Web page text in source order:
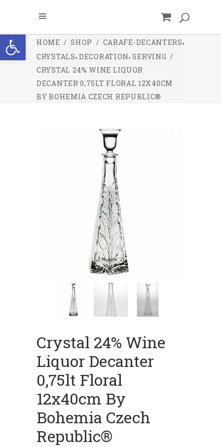
Open toolbar
HOME /SHOP / CARAFE-DECANTERS,
CRYSTALS,DECORATION,SERVING /
CRYSTAL 24% WINE LIQUOR
DECANTER 0,75LT FLORAL 12X40CM
BY BOHEMIA CZECH REPUBLIC®
Crystal 24% Wine
Liquor Decanter
0,75lt Floral
12x40cm By
Bohemia Czech
Republic®